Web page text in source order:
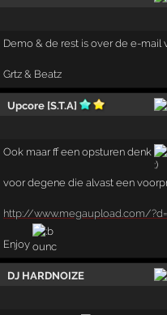
Demo & de rest is over de e-mail
Grtz & Beatz
Upcore [S.T.A]
Ook maar ff een opsturen denk
voor degene die alvast een
http://www.megaupload.com/
Enjoy
DJ HARDNOIZE